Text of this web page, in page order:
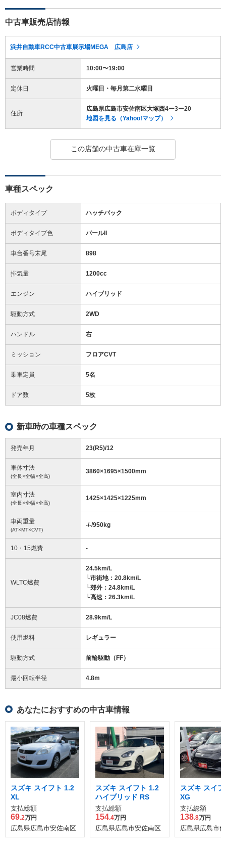
中古車販売店情報
浜井自動車RCC中古車展示場MEGA 広島店
営業時間 10:00〜19:00
定休日 火曜日・毎月第二水曜日
住所
広島県広島市安佐南区大塚西4ー3ー20
地図を見る（Yahoo!マップ）
この店舗の中古車在庫一覧
車種スペック
ボディタイプ ハッチバック
ボディタイプ色 パールII
車台番号末尾 898
排気量 1200cc
エンジン ハイブリッド
駆動方式 2WD
ハンドル 右
ミッション フロアCVT
乗車定員 5名
ドア数 5枚
新車時の車種スペック
発売年月 23(R5)/12
車体寸法
(全長×全幅×全高)
3860×1695×1500mm
室内寸法
(全長×全幅×全高)
1425×1425×1225mm
車両重量
(AT×MT×CVT)
-/-/950kg
10・15燃費 -
WLTC燃費
24.5km/L
└市街地：20.8km/L
└郊外：24.8km/L
└高速：26.3km/L
JC08燃費 28.9km/L
使用燃料 レギュラー
駆動方式 前輪駆動（FF）
最小回転半径 4.8m
あなたにおすすめの中古車情報
スズキ スイフト 1.2
XL
支払総額
69.2万円
広島県広島市安佐南区
スズキ スイフト 1.2
ハイブリッド RS
支払総額
154.4万円
広島県広島市安佐南区
スズキ スイ
XG
支払総額
138.8万円
広島県広島市